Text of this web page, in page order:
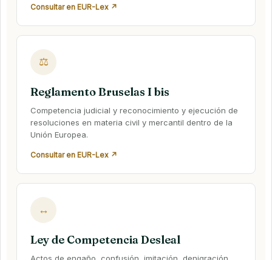
Consultar en EUR-Lex ↗
⚖
Reglamento Bruselas I bis
Competencia judicial y reconocimiento y ejecución de
resoluciones en materia civil y mercantil dentro de la
Unión Europea.
Consultar en EUR-Lex ↗
↔
Ley de Competencia Desleal